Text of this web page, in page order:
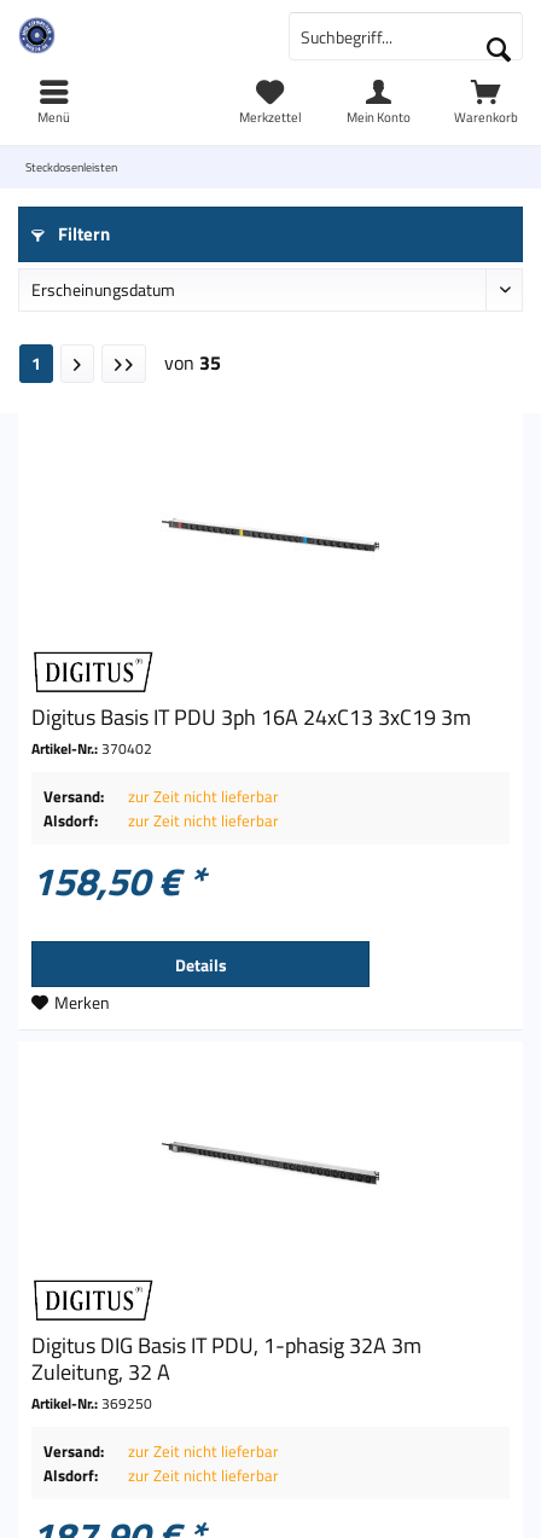
Warenkorb
Merkzettel Mein Konto
Menü
Steckdosenleisten
Filtern
1 von 35
Digitus Basis IT PDU 3ph 16A 24xC13 3xC19 3m
Artikel-Nr.:370402
Versand:
zur Zeit nicht lieferbar
Alsdorf:
zur Zeit nicht lieferbar
158,50 € *
Details
Merken
Digitus DIG Basis IT PDU, 1-phasig 32A 3m
Zuleitung, 32 A
Artikel-Nr.:369250
Versand:
zur Zeit nicht lieferbar
Alsdorf:
zur Zeit nicht lieferbar